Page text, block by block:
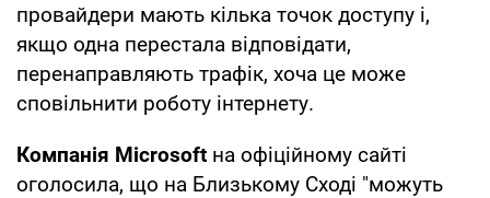
провайдери мають кілька точок доступу і,
якщо одна перестала відповідати,
перенаправляють трафік, хоча це може
сповільнити роботу інтернету.
Компанія Microsoft на офіційному сайті
оголосила, що на Близькому Сході "можуть